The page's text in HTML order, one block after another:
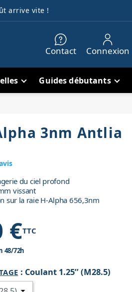
arrive vite !
Contact Connexion
Guides débutants
3nm Antlia
du ciel profond
vissant
sur la raie H-Alpha 656,3nm
€TTC
48/72h
: Coulant 1.25’’ (M28.5)